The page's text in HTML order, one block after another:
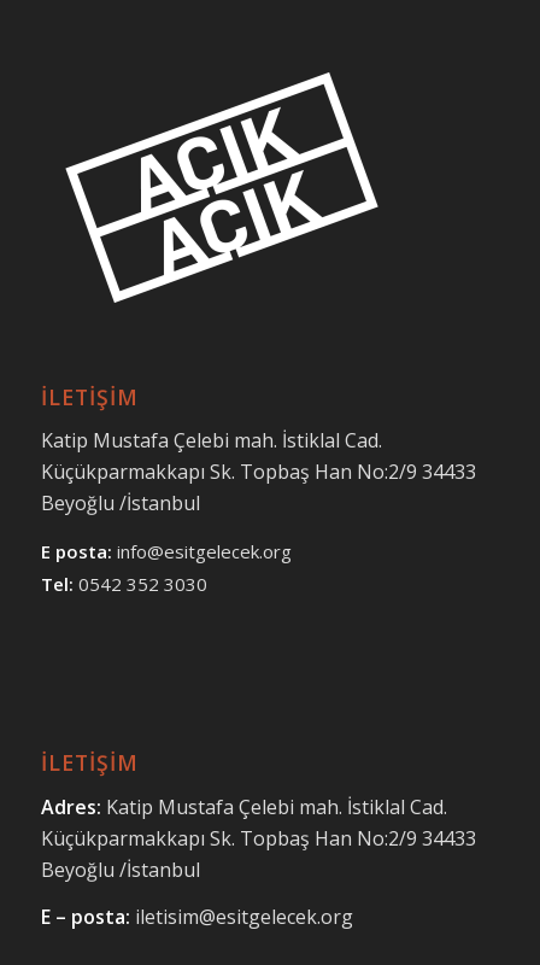
İLETİŞİM
Katip Mustafa Çelebi mah. İstiklal Cad.
Küçükparmakkapı Sk. Topbaş Han No:2/9 34433
Beyoğlu /İstanbul
E posta: info@esitgelecek.org
Tel: 0542 352 3030
İLETİŞİM
Adres: Katip Mustafa Çelebi mah. İstiklal Cad.
Küçükparmakkapı Sk. Topbaş Han No:2/9 34433
Beyoğlu /İstanbul
E – posta: iletisim@esitgelecek.org